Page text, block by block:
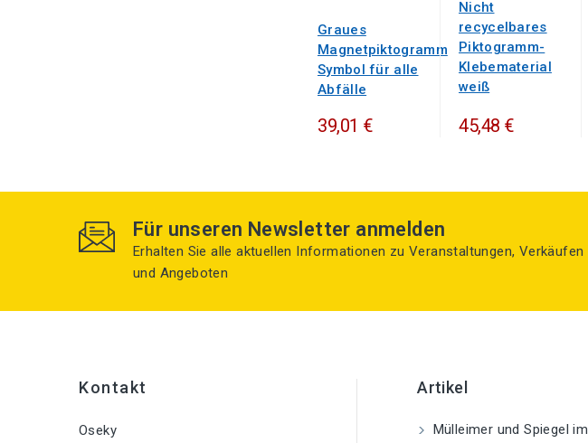
Graues
Magnetpiktogramm
Symbol für alle
Abfälle
39,01 €
Nicht
recycelbares
Piktogramm-
Klebematerial
weiß
45,48 €
Für unseren Newsletter anmelden
Erhalten Sie alle aktuellen Informationen zu Veranstaltungen, Verkäufen
und Angeboten
Kontakt
Oseky
Artikel
Mülleimer und Spiegel im